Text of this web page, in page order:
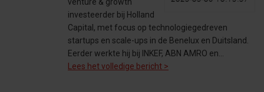
investeerder bij Holland
Capital, met focus op technologiegedreven
startups en scale-ups in de Benelux en Duitsland.
Eerder werkte hij bij INKEF, ABN AMRO en…
Lees het volledige bericht >